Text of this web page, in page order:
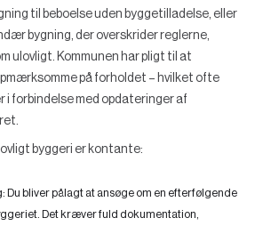
til beboelse uden byggetilladelse, eller
bygning, der overskrider reglerne,
ulovligt. Kommunen har pligt til at
på forholdet – hvilket ofte
i forbindelse med opdateringer af
byggeri er kontante:
Du bliver pålagt at ansøge om en efterfølgende
Det kræver fuld dokumentation,